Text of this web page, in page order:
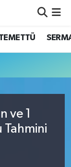
ve 1
Tahmini